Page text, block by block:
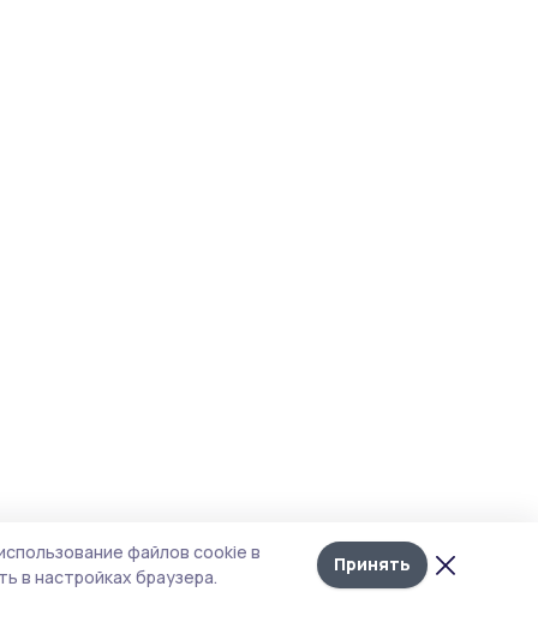
Лента
новостей
файлов cookie в
в настройках браузера.
Принять